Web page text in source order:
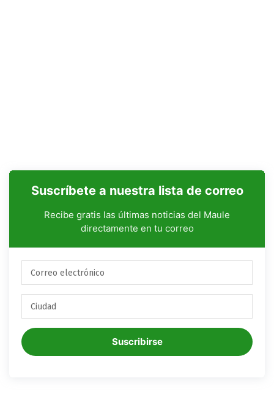
Suscríbete a nuestra lista de correo
Recibe gratis las últimas noticias del Maule
directamente en tu correo
Suscribirse